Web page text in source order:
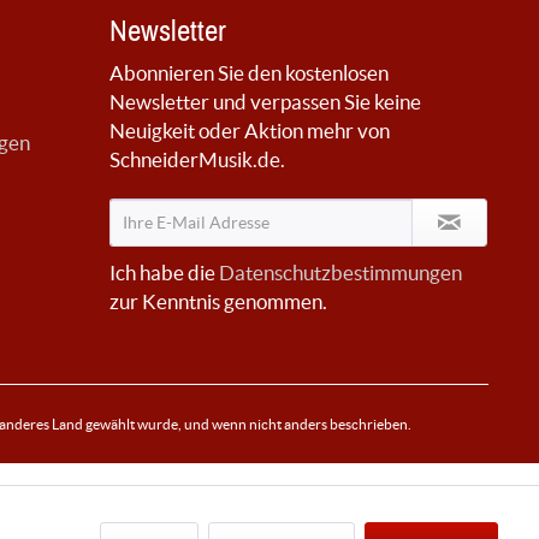
Newsletter
Abonnieren Sie den kostenlosen
Newsletter und verpassen Sie keine
Neuigkeit oder Aktion mehr von
SchneiderMusik.de.
Ich habe die Datenschutzbestimmungen
zur Kenntnis genommen.
Land gewählt wurde, und wenn nicht anders beschrieben.